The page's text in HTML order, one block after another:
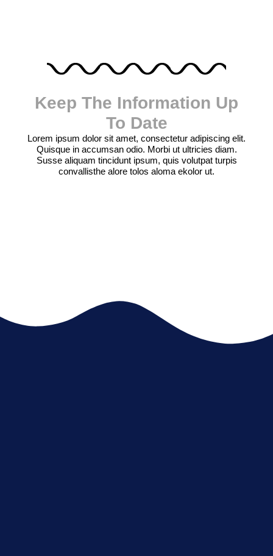
Keep The Information Up
To Date
Lorem ipsum dolor sit amet, consectetur adipiscing elit.
Quisque in accumsan odio. Morbi ut ultricies diam.
Susse aliquam tincidunt ipsum, quis volutpat turpis
convallisthe alore tolos aloma ekolor ut.